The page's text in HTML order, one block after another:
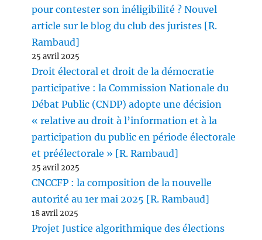
pour contester son inéligibilité ? Nouvel
article sur le blog du club des juristes [R.
Rambaud]
25 avril 2025
Droit électoral et droit de la démocratie
participative : la Commission Nationale du
Débat Public (CNDP) adopte une décision
« relative au droit à l’information et à la
participation du public en période électorale
et préélectorale » [R. Rambaud]
25 avril 2025
CNCCFP : la composition de la nouvelle
autorité au 1er mai 2025 [R. Rambaud]
18 avril 2025
Projet Justice algorithmique des élections